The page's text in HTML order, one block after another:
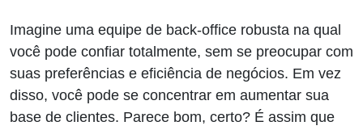
Imagine uma equipe de back-office robusta na qual
você pode confiar totalmente, sem se preocupar com
suas preferências e eficiência de negócios. Em vez
disso, você pode se concentrar em aumentar sua
base de clientes. Parece bom, certo? É assim que